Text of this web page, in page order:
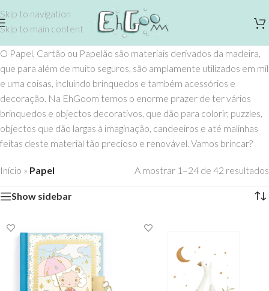
Skip to navigation
Skip to main content
O Papel, Cartão ou Papelão são materiais derivados da madeira,
que para além de muito seguros, são amplamente utilizados em mil
e uma coisas, incluindo brinquedos e também acessórios e
decoração. Na EhGoom temos o enorme prazer de ter vários
brinquedos e objectos decorativos, que dão para colorir, puzzles,
objectos que dão largas à imaginação, candeeiros e até malinhas
feitas deste material tão precioso e renovável. Vamos brincar?
Início » Papel A mostrar 1–24 de 42 resultados
Show sidebar